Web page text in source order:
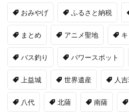
おみやげ ふるさと納税
まとめ アニメ聖地
バス釣り パワースポット
上益城 世界遺産 人
八代 北薩 南薩